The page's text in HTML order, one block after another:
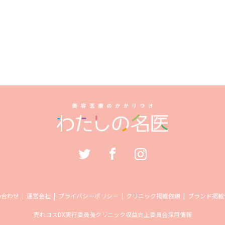
わせ 運営会社 プライバシーポリシー クリニック掲載依頼 ブランド掲
売れコスDX実行委員長クリニック収益向上委員会採用情報